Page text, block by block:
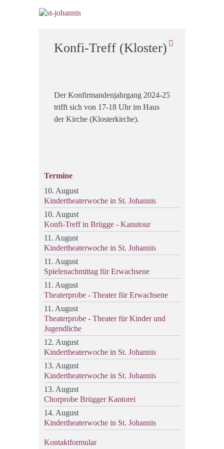
Konfi-Treff (Kloster)
Der Konfirmandenjahrgang 2024-25
trifft sich von 17-18 Uhr im Haus
der Kirche (Klosterkirche).
Termine
10. August
Kindertheaterwoche in St. Johannis
10. August
Konfi-Treff in Brügge - Kanutour
11. August
Kindertheaterwoche in St. Johannis
11. August
Spielenachmittag für Erwachsene
11. August
Theaterprobe - Theater für Erwachsene
11. August
Theaterprobe - Theater für Kinder und
Jugendliche
12. August
Kindertheaterwoche in St. Johannis
13. August
Kindertheaterwoche in St. Johannis
13. August
Chorprobe Brügger Kantorei
14. August
Kindertheaterwoche in St. Johannis
Kontaktformular